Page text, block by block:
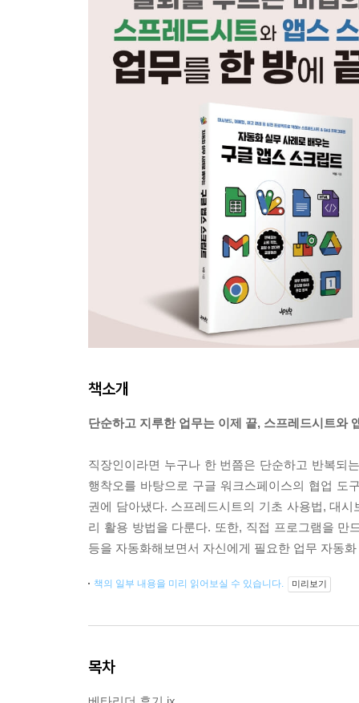
책소개
단순하고 지루한 업무는 이제 끝, 스프레드시트와
직장인이라면 누구나 한 번쯤은 단순하고 반복되
행착오를 바탕으로 구글 워크스페이스의 협업 도
권에 담아냈다. 스프레드시트의 기초 사용법, 대
리 활용 방법을 다룬다. 또한, 직접 프로그램을 만
등을 자동화해보면서 자신에게 필요한 업무 자동
책의 일부 내용을 미리 읽어보실 수 있습니다. 미리보기
목차